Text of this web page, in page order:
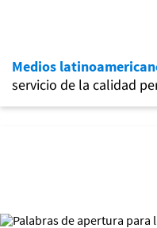
Medios
servicio de la calidad